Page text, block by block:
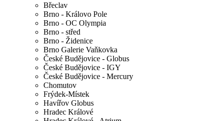
Břeclav
Brno - Královo Pole
Brno - OC Olympia
Brno - střed
Brno - Židenice
Brno Galerie Vaňkovka
České Budějovice - Globus
České Budějovice - IGY
České Budějovice - Mercury
Chomutov
Frýdek-Místek
Havířov Globus
Hradec Králové